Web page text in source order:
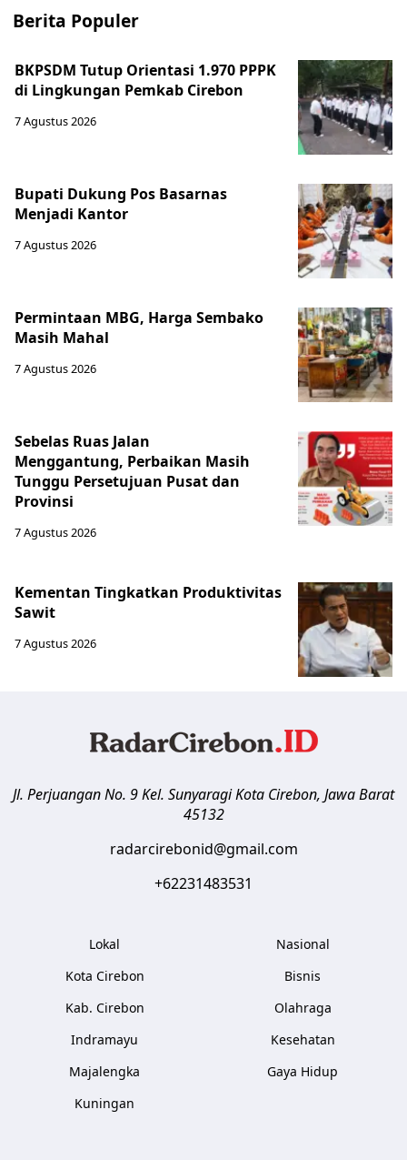
Berita Populer
BKPSDM Tutup Orientasi 1.970 PPPK
di Lingkungan Pemkab Cirebon
7 Agustus 2026
Bupati Dukung Pos Basarnas
Menjadi Kantor
7 Agustus 2026
Permintaan MBG, Harga Sembako
Masih Mahal
7 Agustus 2026
Sebelas Ruas Jalan
Menggantung, Perbaikan Masih
Tunggu Persetujuan Pusat dan
Provinsi
7 Agustus 2026
Kementan Tingkatkan Produktivitas
Sawit
7 Agustus 2026
Jl. Perjuangan No. 9 Kel. SunyaragiKota Cirebon, Jawa Barat
45132
radarcirebonid@gmail.com
+62231483531
Lokal
Kota Cirebon
Kab. Cirebon
Indramayu
Majalengka
Kuningan
Nasional
Bisnis
Olahraga
Kesehatan
Gaya Hidup